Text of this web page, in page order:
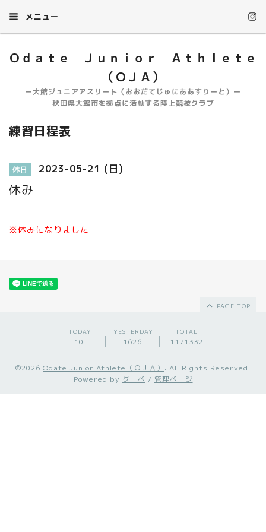
メニュー
Ｏｄａｔｅ Ｊｕｎｉｏｒ Ａｔｈｌｅｔｅ
（ＯＪＡ）
ー大館ジュニアアスリート（おおだてじゅにああすりーと）ー
秋田県大館市を拠点に活動する陸上競技クラブ
練習日程表
休日 2023-05-21 (日)
休み
※休みになりました
PAGE TOP
TODAY
10
YESTERDAY
1626
TOTAL
1171332
©2026 Odate Junior Athlete（ＯＪＡ） . All Rights Reserved.
Powered by グーペ / 管理ページ